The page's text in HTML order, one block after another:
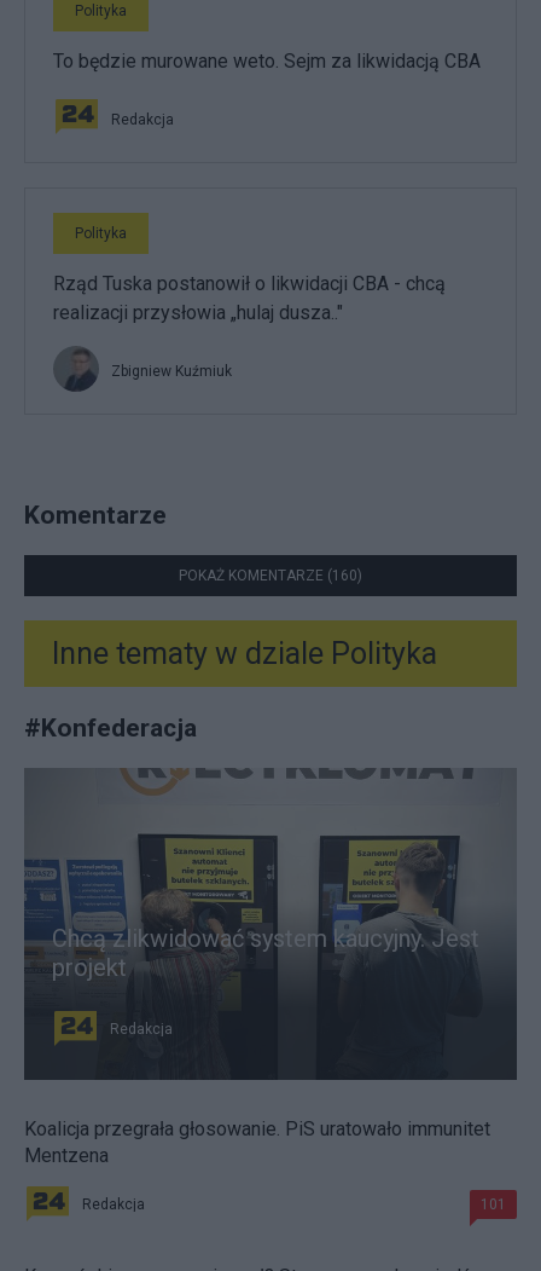
Polityka
To będzie murowane weto. Sejm za likwidacją CBA
Redakcja
Polityka
Rząd Tuska postanowił o likwidacji CBA - chcą
realizacji przysłowia „hulaj dusza.."
Zbigniew Kuźmiuk
Komentarze
POKAŻ KOMENTARZE (160)
Inne tematy w dziale Polityka
#Konfederacja
Chcą zlikwidować system kaucyjny. Jest
projekt
Redakcja
Koalicja przegrała głosowanie. PiS uratowało immunitet
Mentzena
Redakcja 101